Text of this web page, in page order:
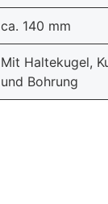
ca. 140 mm
Mit Haltekugel,
und Bohrung